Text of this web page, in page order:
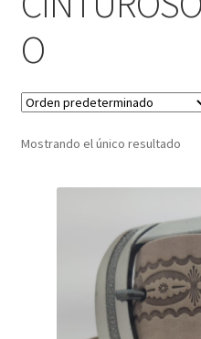
Infantil
Pisabilletes
sombreros
O
Mostrando el único resultado